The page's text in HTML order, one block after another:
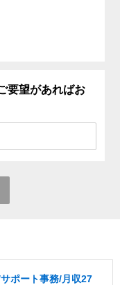
要望があればお
ポート事務/月収27